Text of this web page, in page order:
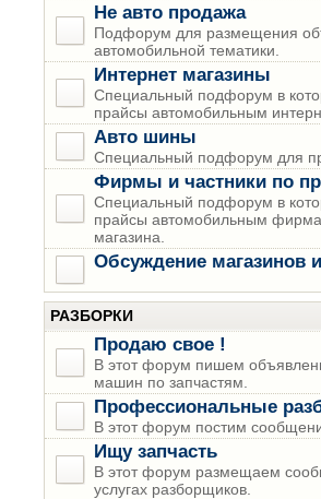
Не авто продажа
Подфорум для размещения
автомобильной тематики.
Интернет магазины
Специальный подфорум в
прайсы автомобильным
Авто шины
Специальный подфорум для
Фирмы и частники по
Специальный подфорум в
прайсы автомобильным
магазина.
Обсуждение магазинов
РАЗБОРКИ
Продаю свое !
В этот форум пишем
машин по запчастям.
Профессиональные
В этот форум постим
Ищу запчасть
В этот форум размещаем
услугах разборщиков.